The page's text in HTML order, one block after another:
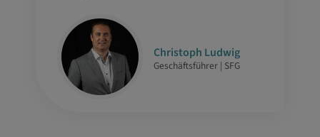
Christoph Ludwig
Geschäftsführer | SFG